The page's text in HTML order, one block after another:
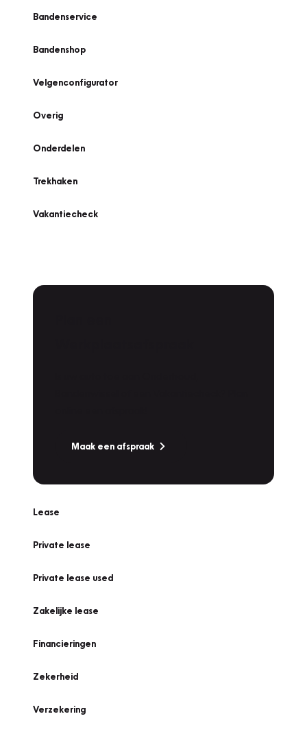
Bandenservice
Bandenshop
Velgenconfigurator
Overig
Onderdelen
Trekhaken
Vakantiecheck
Maak een afspraak
Lease
Private lease
Private lease used
Zakelijke lease
Financieringen
Zekerheid
Verzekering